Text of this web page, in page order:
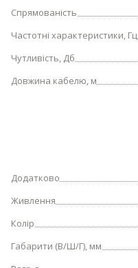
Спрямованість
Частотні характеристики, Гц
Чутливість, Дб
Довжина кабелю, м
Додатково
Живлення
Колір
Габарити (В/Ш/Г), мм